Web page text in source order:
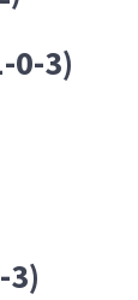
0-3)
3)